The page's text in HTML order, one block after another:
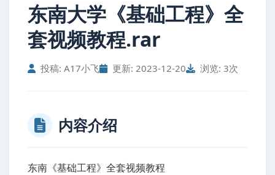
东南大学《基础工程》全
套视频教程.rar
投稿: A17小飞 更新: 2023-12-20 浏览: 3次
内容介绍
东南《基础工程》全套视频教程